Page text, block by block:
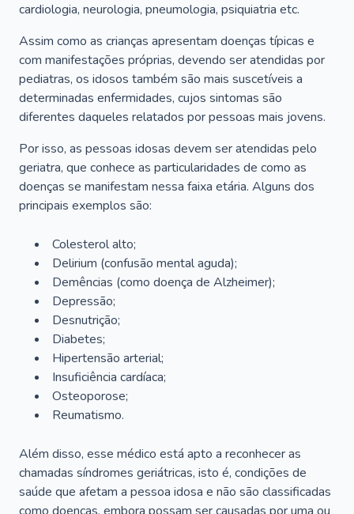
cardiologia, neurologia, pneumologia, psiquiatria etc.
Assim como as crianças apresentam doenças típicas e
com manifestações próprias, devendo ser atendidas por
pediatras, os idosos também são mais suscetíveis a
determinadas enfermidades, cujos sintomas são
diferentes daqueles relatados por pessoas mais jovens.
Por isso, as pessoas idosas devem ser atendidas pelo
geriatra, que conhece as particularidades de como as
doenças se manifestam nessa faixa etária. Alguns dos
principais exemplos são:
Colesterol alto;
Delirium (confusão mental aguda);
Demências (como doença de Alzheimer);
Depressão;
Desnutrição;
Diabetes;
Hipertensão arterial;
Insuficiência cardíaca;
Osteoporose;
Reumatismo.
Além disso, esse médico está apto a reconhecer as
chamadas síndromes geriátricas, isto é, condições de
saúde que afetam a pessoa idosa e não são classificadas